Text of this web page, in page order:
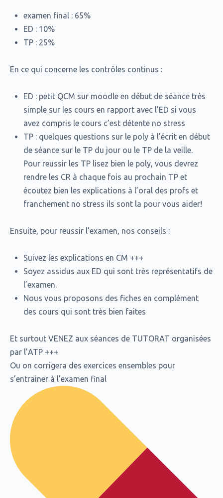
examen final : 65%
⁠ED : 10%
⁠TP : 25%
En ce qui concerne les contrôles continus :
ED : petit QCM sur moodle en début de séance très
simple sur les cours en rapport avec l’ED si vous
avez compris le cours c’est détente no stress
⁠TP : quelques questions sur le poly à l’écrit en début
de séance sur le TP du jour ou le TP de la veille.
Pour reussir les TP lisez bien le poly, vous devrez
rendre les CR à chaque fois au prochain TP et
écoutez bien les explications à l’oral des profs et
franchement no stress ils sont la pour vous aider!
Ensuite, pour reussir l’examen, nos conseils :
Suivez les explications en CM +++
Soyez assidus aux ED qui sont très représentatifs de
l’examen.
⁠Nous vous proposons des fiches en complément
des cours qui sont très bien faites
Et surtout VENEZ aux séances de TUTORAT organisées
par l’ATP +++
Ou on corrigera des exercices ensembles pour
s’entrainer à l’examen final